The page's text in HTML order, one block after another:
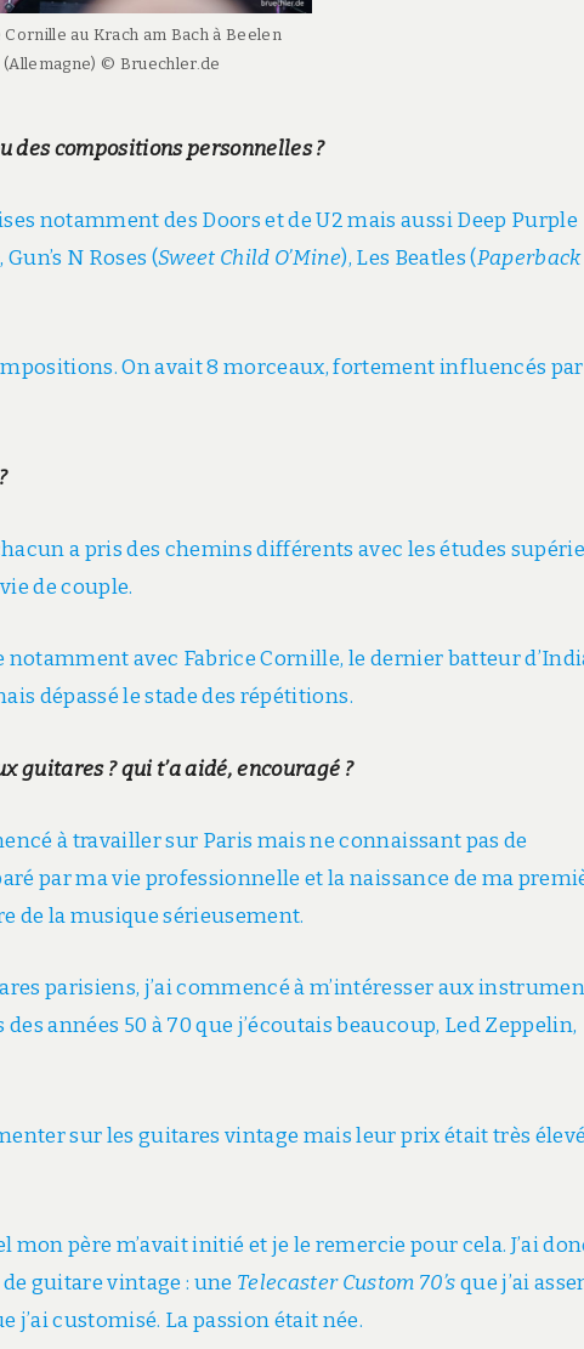
Cornille au Krach am Bach à Beelen
(Allemagne) © Bruechler.de
des compositions personnelles ?
notamment des Doors et de U2 mais aussi Deep Purple
Gun’s N Roses (Sweet Child O’Mine), Les Beatles (Paperback
On avait 8 morceaux, fortement influencés
a pris des chemins différents avec les études
de couple.
notamment avec Fabrice Cornille, le dernier batteur
dépassé le stade des répétitions.
guitares ? qui t’a aidé, encouragé ?
à travailler sur Paris mais ne connaissant pas de
par ma vie professionnelle et la naissance de ma
de la musique sérieusement.
parisiens, j’ai commencé à m’intéresser aux
années 50 à 70 que j’écoutais beaucoup, Led Zeppelin,
sur les guitares vintage mais leur prix était très
mon père m’avait initié et je le remercie pour cela. J’ai
guitare vintage : une Telecaster Custom 70’sque j’ai
j’ai customisé. La passion était née.